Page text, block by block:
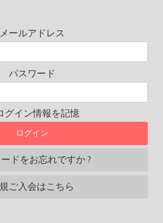
メールアドレス
パスワード
グイン情報を記憶
ドをお忘れですか ?
ご入会はこちら